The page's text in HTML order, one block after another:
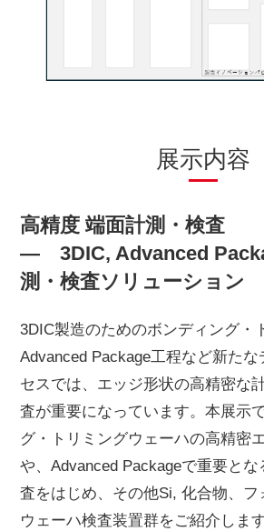
展示内容
高精度 端面計測・検査
― 3DIC, Advanced
測・検査ソリューション
3DIC製造のためのボンディング・
Advanced Package工程など新たな
セスでは、エッジ形状の高精密な
査が重要になっています。本展示
グ・トリミングウェーハの高精密
や、Advanced Packageで重要と
査をはじめ、その他Si, 化合物、
ウェーハ検査装置群をご紹介します